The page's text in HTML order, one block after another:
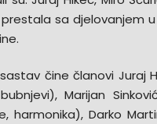
sa djelovanjem
čine članovi Juraj
Marijan
harmonika), Darko